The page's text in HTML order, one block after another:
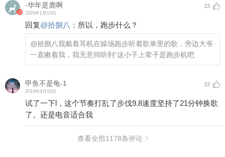
-华年是鹿啊
2020年1月13日
33
回复@拾捌八 ： 所以，跑步什么？
@拾捌八我戴着耳机在操场跑步听着歌单里的歌，旁边大爷
一直瞅着我，我无意间听到“这小子上辈子是跑步机吧
甲鱼不是龟-1
2019年4月10日
33
试了一下l，这个节奏打乱了步伐9.8速度坚持了21分钟换歌
了。还是电音适合我
查看全部1178条评论